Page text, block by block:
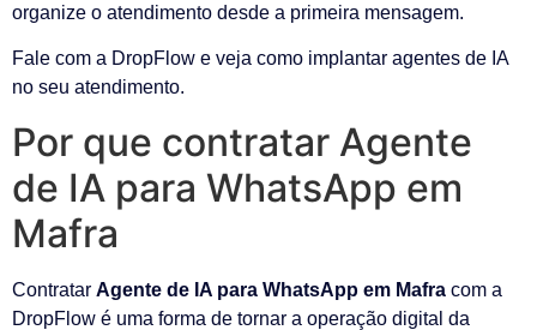
organize o atendimento desde a primeira mensagem.
Fale com a DropFlow e veja como implantar agentes de IA
no seu atendimento.
Por que contratar Agente
de IA para WhatsApp em
Mafra
Contratar Agente de IA para WhatsApp em Mafra com a
DropFlow é uma forma de tornar a operação digital da